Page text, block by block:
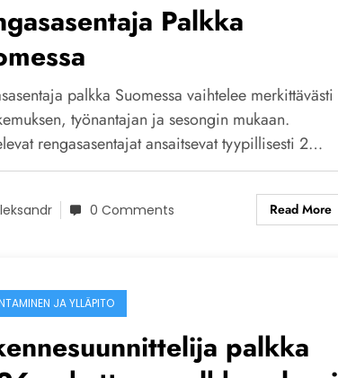
Palkka
palkka Suomessa vaihtelee merkittävästi
työnantajan ja sesongin mukaan.
rengasasentajat ansaitsevat tyypillisesti 2…
0 Comments Read More
JA YLLÄPITO
palkka